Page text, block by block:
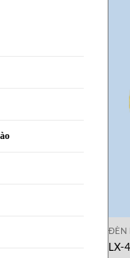
ĐÈN
LX-